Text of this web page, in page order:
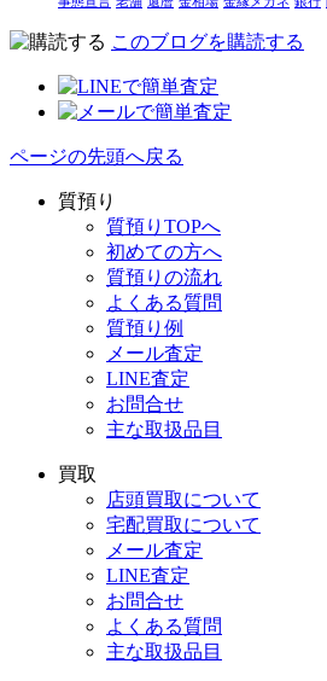
このブログを購読する
ページの先頭へ戻る
質預り
質預りTOPへ
初めての方へ
質預りの流れ
よくある質問
質預り例
メール査定
LINE査定
お問合せ
主な取扱品目
買取
店頭買取について
宅配買取について
メール査定
LINE査定
お問合せ
よくある質問
主な取扱品目